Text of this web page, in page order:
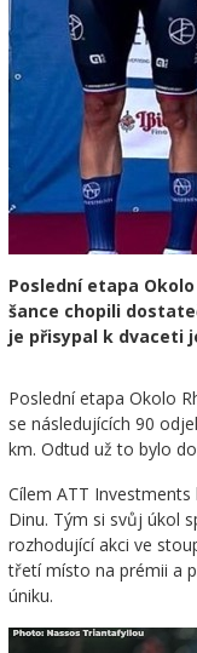
Poslední etapa
šance chopili
je přisypal k dvaceti
Poslední etapa Okolo
se následujících 90
km. Odtud už to bylo
Cílem ATT
Dinu. Tým si svůj úkol
rozhodující akci ve
třetí místo na prémii a
úniku.